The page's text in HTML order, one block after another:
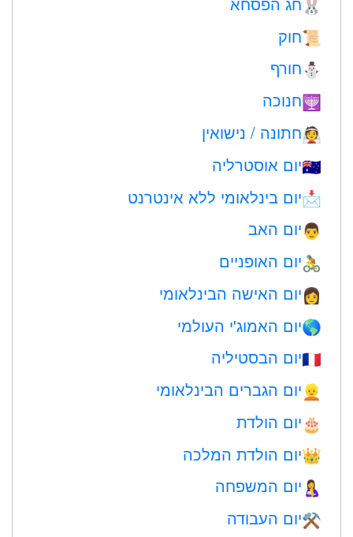
🐰
📜חוק
⛄ חורף
🕎חנוכה
👰חתונה / נישואין
🇦🇺יום אוסטרליה
📩יום בינלאומי ללא אינטרנט
👨יום האב
🚴יום האופניים
👩יום האישה הבינלאומי
🌎יום האמוג'י העולמי
🇫🇷יום הבסטיליה
👱 יום הגברים הבינלאומי
🎂 יום הולדת
👑יום הולדת המלכה
🤱 יום המשפחה
⚒️יום העבודה